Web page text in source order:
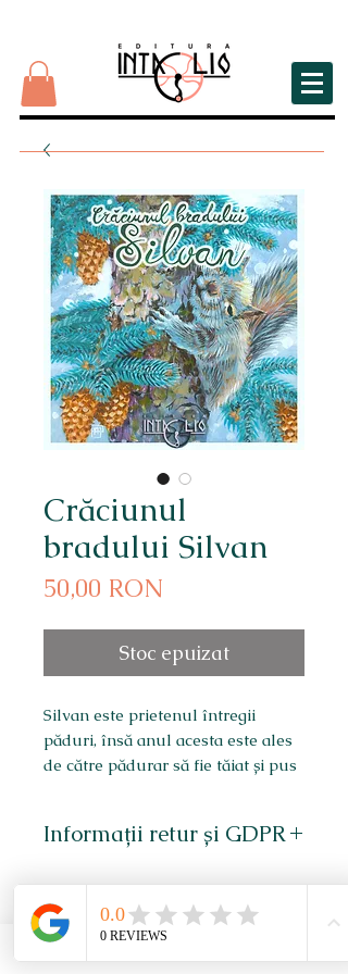
Crăciunul
bradului Silvan
50,00 RON
Stoc epuizat
Silvan este prietenul întregii
păduri, însă anul acesta este ales
de către pădurar să fie tăiat și pus
de a-l salva.
copertă și ilustrații de Maria
Poștea
15 pagini
copertă buretată, laminată mat
Informații retur și GDPR
cumpărătorul trebuie să știe că are
dreptul să returneze produsul
achiziționat, în termen de 14 zile
calendaristice de la data primirii
Newsletter